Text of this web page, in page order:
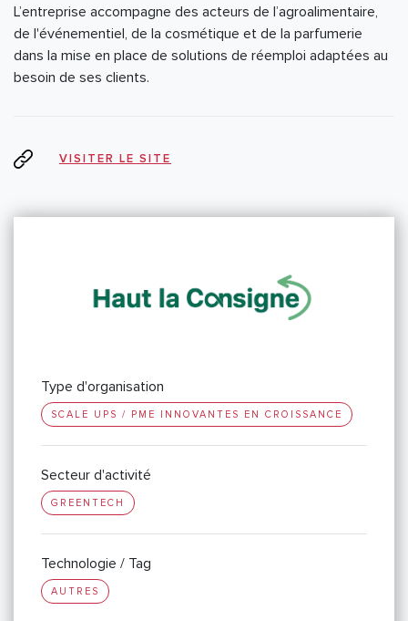
L’entreprise accompagne des acteurs de l’agroalimentaire,
de l'événementiel, de la cosmétique et de la parfumerie
dans la mise en place de solutions de réemploi adaptées au
besoin de ses clients.
VISITER LE SITE
Type d'organisation
SCALE UPS / PME INNOVANTES EN CROISSANCE
Secteur d'activité
GREENTECH
Technologie / Tag
AUTRES